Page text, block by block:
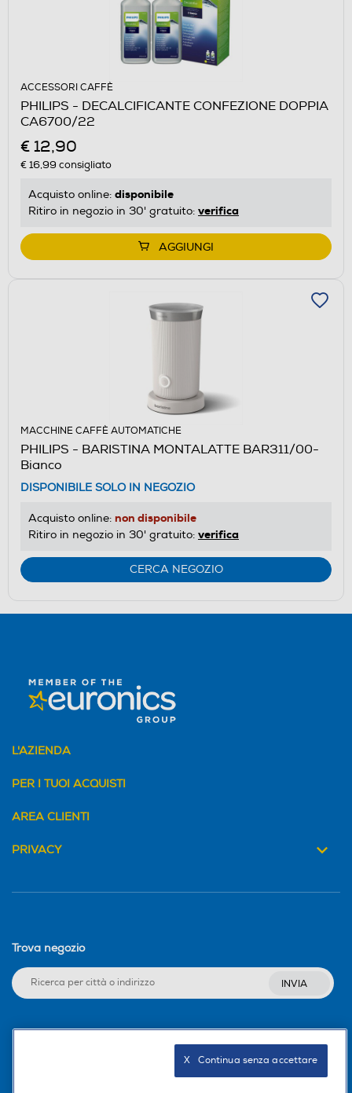
ACCESSORI CAFFÈ
PHILIPS - DECALCIFICANTE CONFEZIONE DOPPIA
CA6700/22
€ 12,90
€ 16,99 consigliato
Acquisto online: disponibile
Ritiro in negozio in 30' gratuito: verifica
AGGIUNGI
MACCHINE CAFFÈ AUTOMATICHE
PHILIPS - BARISTINA MONTALATTE BAR311/00-
Bianco
DISPONIBILE SOLO IN NEGOZIO
Acquisto online: non disponibile
Ritiro in negozio in 30' gratuito: verifica
CERCA NEGOZIO
L'AZIENDA
PER I TUOI ACQUISTI
AREA CLIENTI
PRIVACY
Trova negozio
INVIA
X   Continua senza accettare